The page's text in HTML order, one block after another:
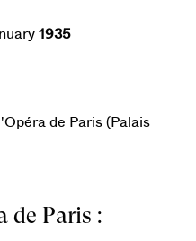
1935
de Paris (Palais
de Paris :